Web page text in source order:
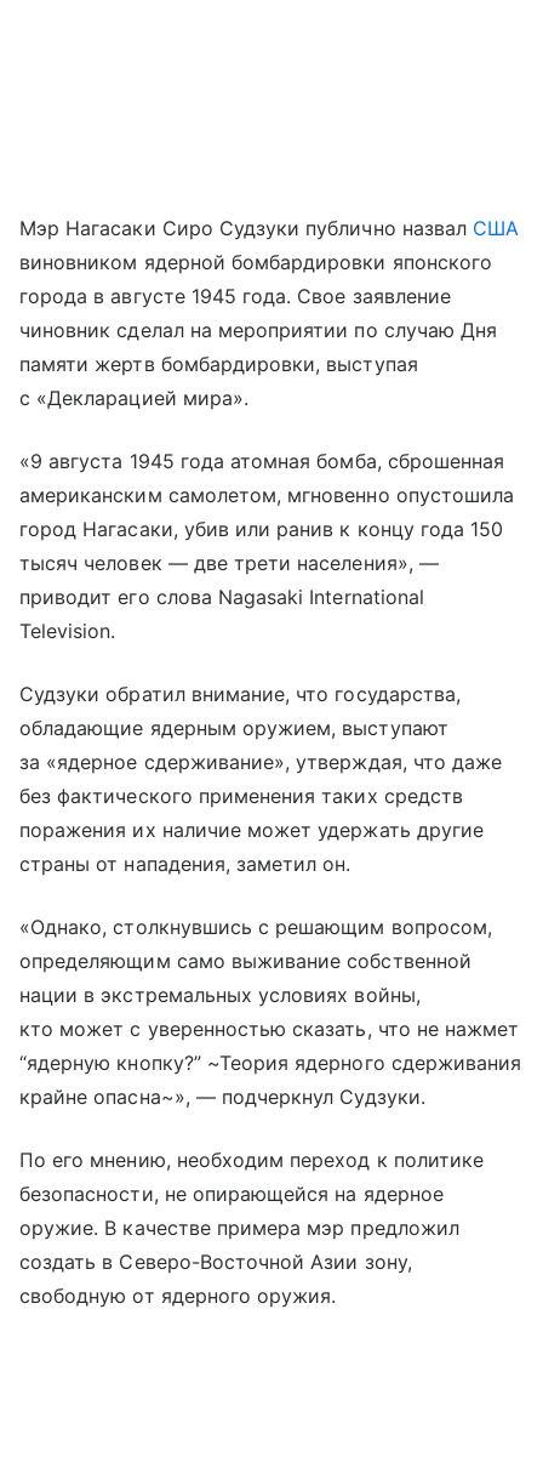
Мэр Нагасаки Сиро Судзуки публично назвал США
виновником ядерной бомбардировки японского
города в августе 1945 года. Свое заявление
чиновник сделал на мероприятии по случаю Дня
памяти жертв бомбардировки, выступая
с «Декларацией мира».
«9 августа 1945 года атомная бомба, сброшенная
американским самолетом, мгновенно опустошила
город Нагасаки, убив или ранив к концу года 150
тысяч человек — две трети населения», —
приводит его слова Nagasaki International
Television.
Судзуки обратил внимание, что государства,
обладающие ядерным оружием, выступают
за «ядерное сдерживание», утверждая, что даже
без фактического применения таких средств
поражения их наличие может удержать другие
страны от нападения, заметил он.
«Однако, столкнувшись с решающим вопросом,
определяющим само выживание собственной
нации в экстремальных условиях войны,
кто может с уверенностью сказать, что не нажмет
“ядерную кнопку?” ~Теория ядерного сдерживания
крайне опасна~», — подчеркнул Судзуки.
По его мнению, необходим переход к политике
безопасности, не опирающейся на ядерное
оружие. В качестве примера мэр предложил
создать в Северо-Восточной Азии зону,
свободную от ядерного оружия.